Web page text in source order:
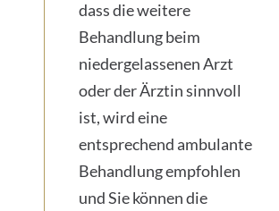
dass die weitere
Behandlung beim
niedergelassenen Arzt
oder der Ärztin sinnvoll
ist, wird eine
entsprechend ambulante
Behandlung empfohlen
und Sie können die